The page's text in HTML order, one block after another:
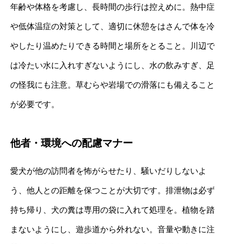
年齢や体格を考慮し、長時間の歩行は控えめに。熱中症
や低体温症の対策として、適切に休憩をはさんで体を冷
やしたり温めたりできる時間と場所をとること。川辺で
は冷たい水に入れすぎないようにし、水の飲みすぎ、足
の怪我にも注意。草むらや岩場での滑落にも備えること
が必要です。
他者・環境への配慮マナー
愛犬が他の訪問者を怖がらせたり、騒いだりしないよ
う、他人との距離を保つことが大切です。排泄物は必ず
持ち帰り、犬の糞は専用の袋に入れて処理を。植物を踏
まないようにし、遊歩道から外れない。音量や動きに注